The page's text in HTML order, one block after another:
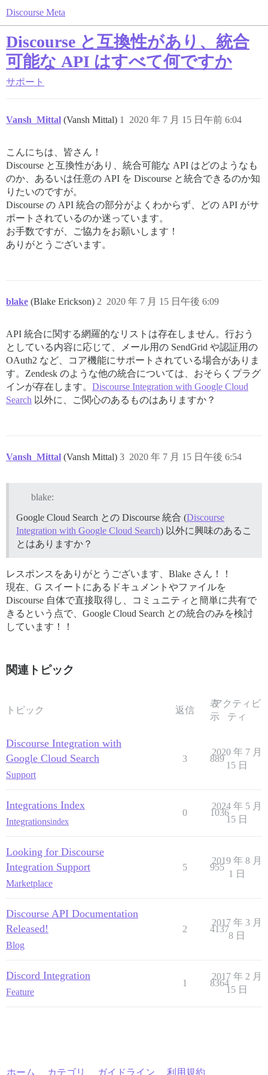
Discourse Meta
Discourse と互換性があり、統合
可能な API はすべて何ですか
サポート
Vansh_Mittal (Vansh Mittal) 2020 年 7 月 15 日午前 6:04
1
こんにちは、皆さん！
Discourse と互換性があり、統合可能な API はどのようなも
のか、あるいは任意の API を Discourse と統合できるのか知
りたいのですが。
Discourse の API 統合の部分がよくわからず、どの API がサ
ポートされているのか迷っています。
お手数ですが、ご協力をお願いします！
ありがとうございます。
blake (Blake Erickson) 2020 年 7 月 15 日午後 6:09
2
API 統合に関する網羅的なリストは存在しません。行おう
としている内容に応じて、メール用の SendGrid や認証用の
OAuth2 など、コア機能にサポートされている場合がありま
す。Zendesk のような他の統合については、おそらくプラグ
インが存在します。 Discourse Integration with Google Cloud
Search 以外に、ご関心のあるものはありますか？
Vansh_Mittal (Vansh Mittal) 2020 年 7 月 15 日午後 6:54
3
blake:
Google Cloud Search との Discourse 統合 (Discourse
Integration with Google Cloud Search) 以外に興味のあるこ
とはありますか？
レスポンスをありがとうございます、Blake さん！！
現在、G スイートにあるドキュメントやファイルを
Discourse 自体で直接取得し、コミュニティと簡単に共有で
きるという点で、Google Cloud Search との統合のみを検討
しています！！
関連トピック
トピック 返信
表
示
アクティビ
ティ
Discourse Integration with
Google Cloud Search
Support
3 889
2020 年 7 月
15 日
Integrations Index
Integrationsindex
0 1036
2024 年 5 月
15 日
Looking for Discourse
Integration Support
Marketplace
5 955
2019 年 8 月
1 日
Discourse API Documentation
Released!
Blog
2 4137
2017 年 3 月
8 日
Discord Integration
Feature
1 8364
2017 年 2 月
15 日
ホーム カテゴリ ガイドライン 利用規約